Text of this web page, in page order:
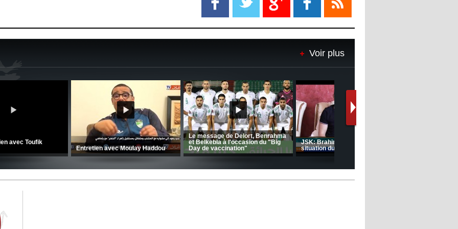
Le Barça savoure sa première
de matchs"
12:39 - 2022/11/06
Real : Les dirigeants veulent le
départ d'Hazard cet hiver
Voir plus
Le message de Delort, Benrahma
et Belkebla à l'occasion du "Big
Day de vaccination"
Entretien avec Moulay Haddou
CRB: Entretien avec Toufik